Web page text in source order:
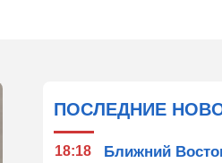
ПОСЛЕДНИЕ
18:18 Ближний